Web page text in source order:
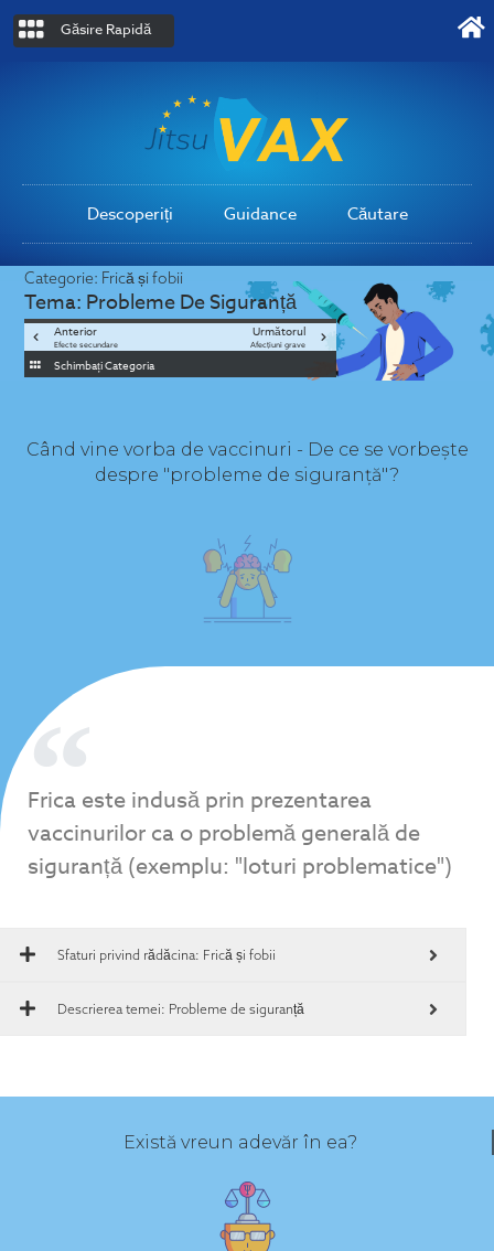
Găsire Rapidă
Descoperiți Guidance Căutare
Categorie: Frică și fobii
Tema: Probleme De Siguranță
Anterior
Efecte secundare
Următorul
Afecțiuni grave
Schimbați Categoria
Când vine vorba de vaccinuri - De ce se vorbește
despre "probleme de siguranță"?
Frica este indusă prin prezentarea
vaccinurilor ca o problemă generală de
siguranță (exemplu: "loturi problematice")
Sfaturi privind rădăcina: Frică și fobii
Descrierea temei: Probleme de siguranță
Există vreun adevăr în ea?